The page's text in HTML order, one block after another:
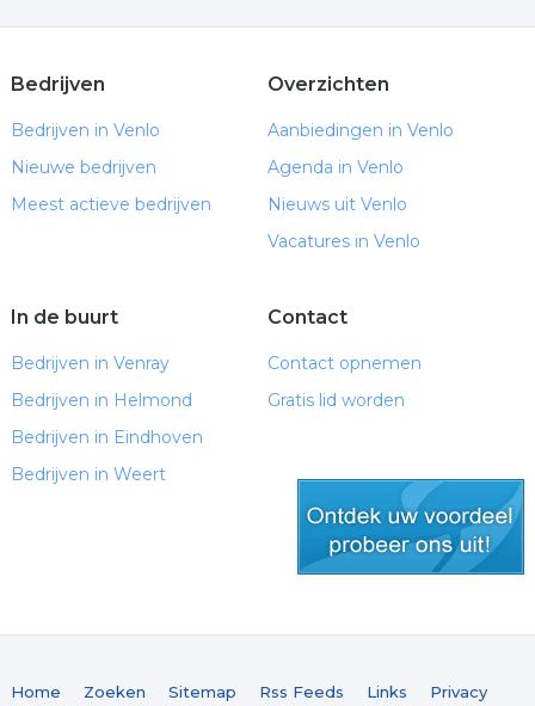
Bedrijven
Bedrijven in Venlo
Nieuwe bedrijven
Meest actieve bedrijven
Overzichten
Aanbiedingen in Venlo
Agenda in Venlo
Nieuws uit Venlo
Vacatures in Venlo
In de buurt
Bedrijven in Venray
Bedrijven in Helmond
Bedrijven in Eindhoven
Bedrijven in Weert
Contact
Contact opnemen
Gratis lid worden
Home Zoeken Sitemap Rss Feeds Links Privacy